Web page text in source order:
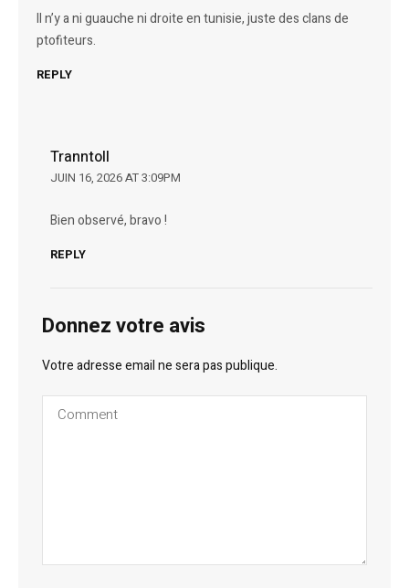
Il n’y a ni guauche ni droite en tunisie, juste des clans de
ptofiteurs.
REPLY
Tranntoll
JUIN 16, 2026 AT 3:09PM
Bien observé, bravo !
REPLY
Donnez votre avis
Votre adresse email ne sera pas publique.